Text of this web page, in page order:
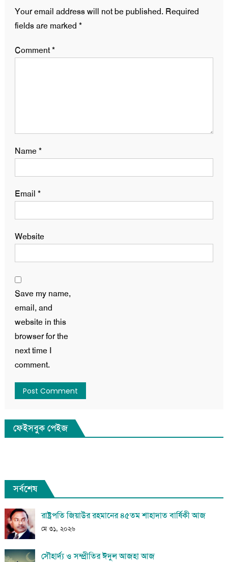
Your email address will not be published. Required
fields are marked *
Comment*
Name*
Email *
Website
Save my name,
email, and
website in this
browser for the
next time I
comment.
ফেইসবুক পেইজ
সর্বশেষ
রাষ্ট্রপতি জিয়াউর রহমানের ৪৫তম শাহাদাত বার্ষিকী আজ
মে ৩১, ২০২৬
সৌহার্দ্য ও সম্প্রীতির ঈদুল আজহা আজ